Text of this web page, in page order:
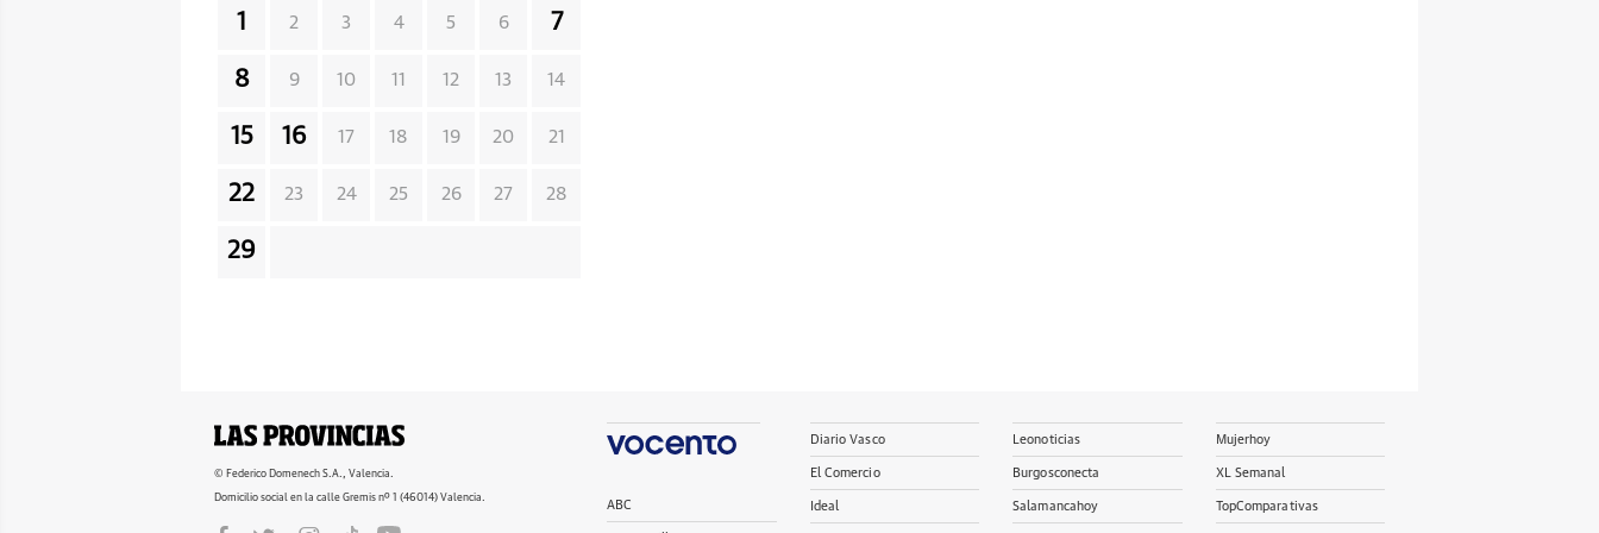
1 2 3 4 5 6 7
8 9 10 11 12 13 14
15 16 17 18 19 20 21
22 23 24 25 26 27 28
29
© Federico Domenech S.A., Valencia.
Domicilio social en la calle Gremis nº 1 (46014) Valencia.
ABC
Diario Vasco
El Comercio
Ideal
Leonoticias
Burgosconecta
Salamancahoy
Mujerhoy
XL Semanal
TopComparativas